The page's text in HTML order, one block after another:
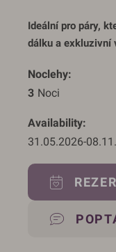
Ideální pro páry,
dálku a exkluzivní
Noclehy
3 Noci
Availability
31.05.2026-